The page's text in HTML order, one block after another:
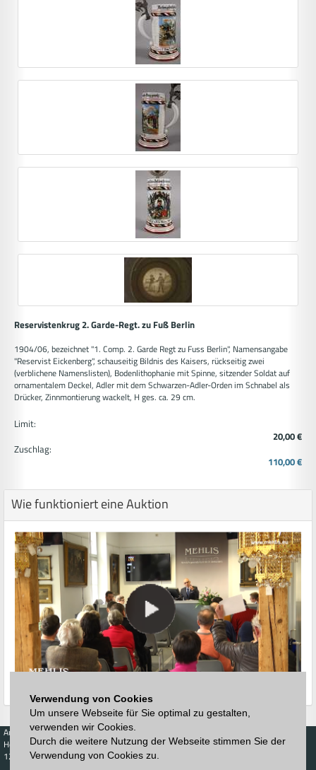
Verwendung von Cookies
Um unsere Webseite für Sie optimal zu gestalten,
verwenden wir Cookies.
Durch die weitere Nutzung der Webseite stimmen Sie der
Verwendung von Cookies zu.
Reservistenkrug 2. Garde-Regt. zu Fuß Berlin
1904/06, bezeichnet "1. Comp. 2. Garde Regt zu Fuss Berlin", Namensangabe
"Reservist Eickenberg", schauseitig Bildnis des Kaisers, rückseitig zwei
(verblichene Namenslisten), Bodenlithophanie mit Spinne, sitzender Soldat auf
ornamentalem Deckel, Adler mit dem Schwarzen-Adler-Orden im Schnabel als
Drücker, Zinnmontierung wackelt, H ges. ca. 29 cm.
Limit:
20,00 €
Zuschlag:
110,00 €
Wie funktioniert eine Auktion
Auktionen
Höchstzuschläge
123. Auktion
Kaufen
Kalender
Höchstzuschläge